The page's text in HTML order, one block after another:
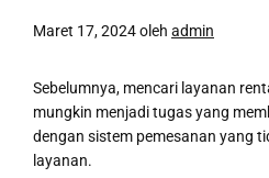
Maret 17, 2024oleh admin
Sebelumnya, mencari layanan
mungkin menjadi tugas yang
dengan sistem pemesanan yang
layanan.